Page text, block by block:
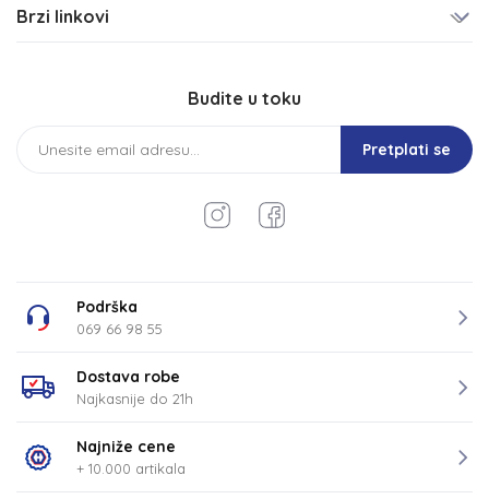
Brzi linkovi
Budite u toku
Pretplati se
Podrška
069 66 98 55
Dostava robe
Najkasnije do 21h
Najniže cene
+ 10.000 artikala